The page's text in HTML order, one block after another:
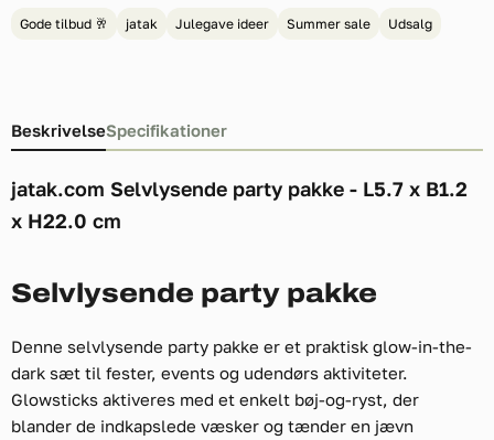
Gode tilbud 🥂 jatak Julegave ideer Summer sale Udsalg
BeskrivelseSpecifikationer
jatak.com Selvlysende party pakke - L5.7 x B1.2
x H22.0 cm
Selvlysende party pakke
Denne selvlysende party pakke er et praktisk glow-in-the-
dark sæt til fester, events og udendørs aktiviteter.
Glowsticks aktiveres med et enkelt bøj-og-ryst, der
blander de indkapslede væsker og tænder en jævn